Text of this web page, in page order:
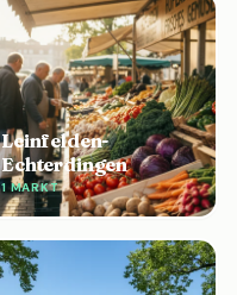
Leinfelden-
Echterdingen
1 MARKT